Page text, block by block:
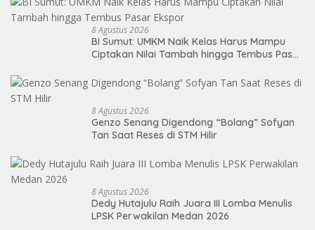
8 Agustus 2026
BI Sumut: UMKM Naik Kelas Harus Mampu
Ciptakan Nilai Tambah hingga Tembus Pasar
8 Agustus 2026
Genzo Senang Digendong “Bolang” Sofyan
Tan Saat Reses di STM Hilir
8 Agustus 2026
Dedy Hutajulu Raih Juara III Lomba Menulis
LPSK Perwakilan Medan 2026